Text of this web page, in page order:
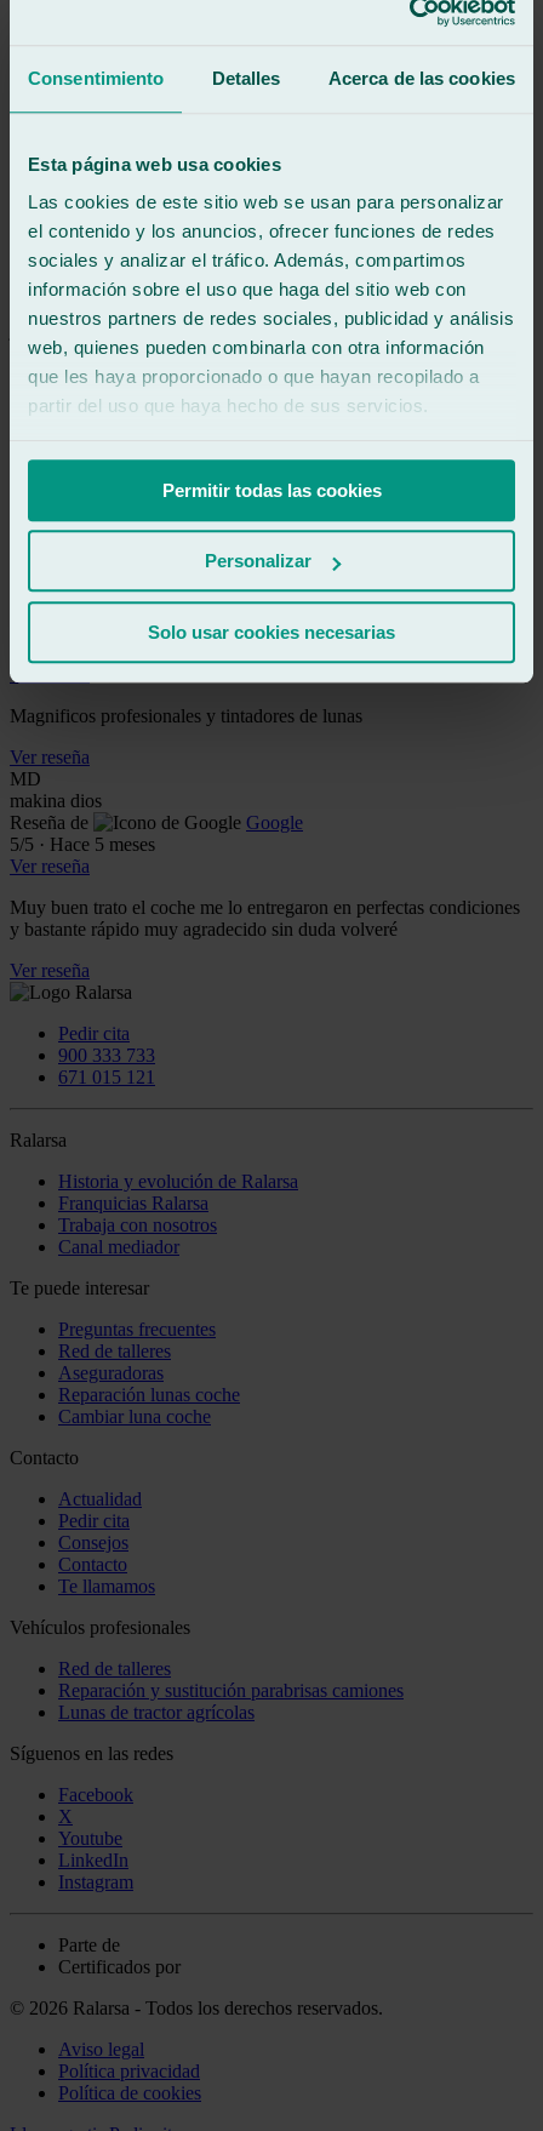
Consentimiento Detalles Acerca de las cookies
Esta página web usa cookies
Las cookies de este sitio web se usan para personalizar
el contenido y los anuncios, ofrecer funciones de redes
sociales y analizar el tráfico. Además, compartimos
información sobre el uso que haga del sitio web con
nuestros partners de redes sociales, publicidad y análisis
web, quienes pueden combinarla con otra información
que les haya proporcionado o que hayan recopilado a
partir del uso que haya hecho de sus servicios.
Permitir todas las cookies
Personalizar
Solo usar cookies necesarias
Acudí a ellos para sustituir la ventanilla izquierda era una sustitución
entregaron el coche limpio de cristales un diez
KC
katherine carrillo
Reseña de
Google
/5· Hace 4 meses
Ver reseña
jose escamez perez
Reseña de
Google
/5· Hace 4 meses
Ver reseña
La verdad a sido todo muy rápido y bien hecho, el personal muy
amable y atento en todo momento.
Sin duda son gente y taller muy recomendable 🍀😊😊😊 Gracias
por todo...
consulting
Google
Ver reseña
Magnificos profesionales y tintadores de lunas
Ver reseña
MD
makina dios
Reseña de
Google
5/5 · Hace 5 meses
Ver reseña
Muy buen trato el coche me lo entregaron en perfectas condiciones
y bastante rápido muy agradecido sin duda volveré
Ver reseña
Pedir cita
900 333 733
671 015 121
Ralarsa
Historia y evolución de Ralarsa
Franquicias Ralarsa
Trabaja con nosotros
Canal mediador
Te puede interesar
Preguntas frecuentes
Red de talleres
Aseguradoras
Reparación lunas coche
Cambiar luna coche
Contacto
Actualidad
Pedir cita
Consejos
Contacto
Te llamamos
Vehículos profesionales
Red de talleres
Reparación y sustitución parabrisas camiones
Lunas de tractor agrícolas
Síguenos en las redes
Facebook
X
Youtube
LinkedIn
Instagram
Parte de
Certificados por
© 2026 Ralarsa - Todos los derechos reservados.
Aviso legal
Política privacidad
Política de cookies